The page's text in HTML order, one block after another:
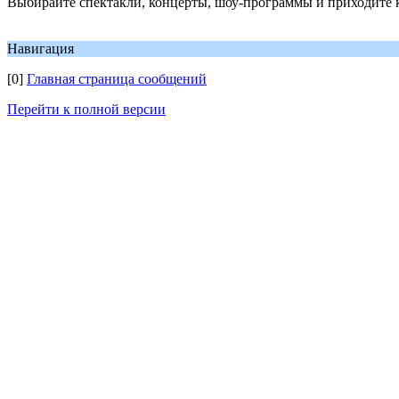
Навигация
[0] Главная страница сообщений
Перейти к полной версии